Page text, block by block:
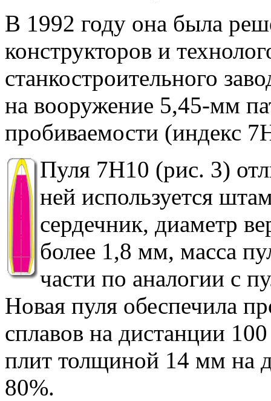
В 1992 году она была
конструкторов и
станкостроительного
на вооружение 5,45-мм
пробиваемости (индекс
Пуля 7Н10 (рис. 3)
ней используется
сердечник, диаметр
более 1,8 мм, масса
части по аналогии с
Новая пуля обеспечила
сплавов на дистанции
плит толщиной 14 мм на
80%.